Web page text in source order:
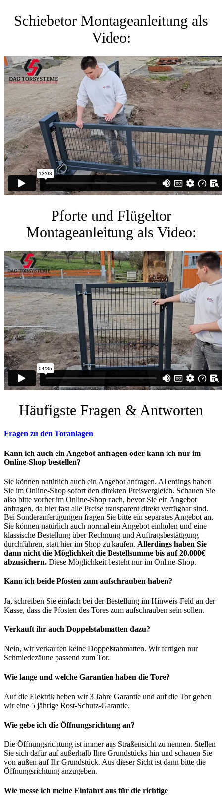
Schiebetor Montageanleitung als
Video:
Pforte und Flügeltor
Montageanleitung als Video:
Häufigste Fragen & Antworten
Fragen zu den Toranlagen
Kann ich auch ein Angebot anfragen oder kann ich nur im
Online-Shop bestellen?
Sie können natürlich auch ein Angebot anfragen. Allerdings haben
Sie im Online-Shop sofort den direkten Preisvergleich. Schauen Sie
also bitte vorher im Online-Shop nach, bevor Sie ein Angebot
anfragen, da hier fast alle Preise transparent direkt verfügbar sind.
Bei Sonderanfertigungen fragen Sie bitte ein separates Angebot an.
Sie können natürlich auch normal ein Angebot einholen und eine
klassische Bestellung über Rechnung und Auftragsbestätigung
durchführen, statt hier im Shop zu kaufen. Allerdings haben Sie
dann nicht die Möglichkeit die Bestellsumme bis auf 20.000€
abzusichern. Diese Möglichkeit besteht nur im Online-Shop.
Kann ich beide Pfosten zum aufschrauben haben?
Ja, schreiben Sie einfach bei der Bestellung im Hinweis-Feld an der
Kasse, dass die Pfosten des Tores zum aufschrauben sein sollen.
Verkauft ihr auch Doppelstabmatten dazu?
Nein, wir verkaufen keine Doppelstabmatten. Wir fertigen nur
Schmiedezäune passend zum Tor.
Wie lange und welche Garantien haben die Tore?
Auf die Elektrik heben wir 3 Jahre Garantie und auf die Tor geben
wir eine 5 jährige Rost-Schutz-Garantie.
Wie gebe ich die Öffnungsrichtung an?
Die Öffnungsrichtung ist immer aus Straßensicht zu nennen. Stellen
Sie sich dafür auf außerhalb Ihre Grundstücks hin und schauen Sie
von außen auf Ihr Grundstück. Aus dieser Sicht ist dann bitte die
Öffnungsrichtung anzugeben.
Wie messe ich meine Einfahrt aus für die richtige